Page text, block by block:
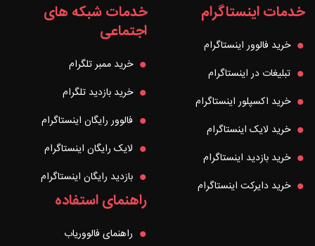
خدمات اینستاگرام
خرید فالوور اینستاگرام
تبلیغات در اینستاگرام
خرید اکسپلور اینستاگرام
خرید لایک اینستاگرام
خرید بازدید اینستاگرام
خرید دایرکت اینستاگرام
خدمات شبکه های
اجتماعی
خرید ممبر تلگرام
خرید بازدید تلگرام
فالوور رایگان اینستاگرام
لایک رایگان اینستاگرام
بازدید رایگان اینستاگرام
راهنمای استفاده
راهنمای فالووریاب